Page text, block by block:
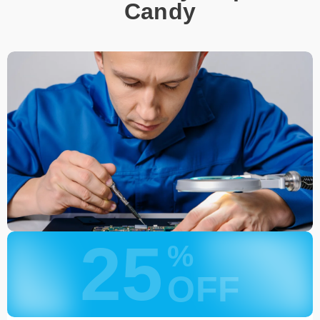
запросить обратный звонок через Форму заявки
Привезти устройство в ближайший центр или
передать аппарат курьеру службы доставки,
дождаться результатов диагностики и принять
решение.
Дождаться оповещения о готовности и забрать
устройство самостоятельно или воспользоваться
курьерской доставкой.
При необходимости клиент может воспользоваться услугой
вызова мастера для проведения диагностики и ремонта в
желаемом месте и удобное время.
Какие предоставляются
гарантии
Каждому клиенту предоставляется гарантия сервиса, которая
распространяется на все виды ремонта, а также на все
используемые запчасти. Гарантия включает в себя срочную
обработку гарантийных случаев и постгарантийное обслуживание.
Candy
25 %
OFF